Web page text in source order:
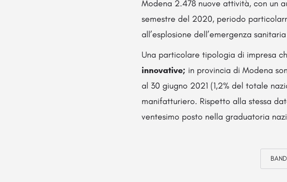
Modena 2.478 nuove attività, con un
semestre del 2020, periodo
all’esplosione dell’emergenza
Una particolare tipologia di impresa
innovative; in provincia di Modena
al 30 giugno 2021 (1,2% del totale
manifatturiero. Rispetto alla stessa
ventesimo posto nella graduatoria